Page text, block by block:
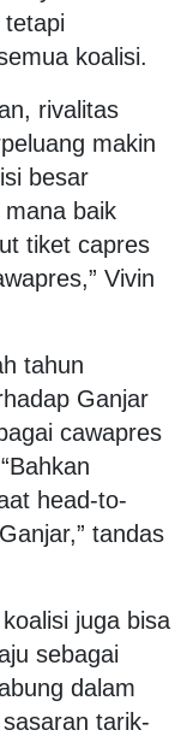
tetapi
koalisi.
rivalitas
makin
besar
baik
tiket capres
Vivin
tahun
Ganjar
cawapres
head-to-
tandas
juga bisa
sebagai
dalam
tarik-